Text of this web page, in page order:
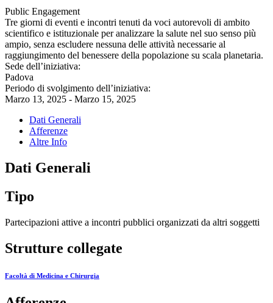
Public Engagement
Tre giorni di eventi e incontri tenuti da voci autorevoli di ambito
scientifico e istituzionale per analizzare la salute nel suo senso più
ampio, senza escludere nessuna delle attività necessarie al
raggiungimento del benessere della popolazione su scala planetaria.
Sede dell’iniziativa:
Padova
Periodo di svolgimento dell’iniziativa:
Marzo 13, 2025 - Marzo 15, 2025
Dati Generali
Afferenze
Altre Info
Dati Generali
Tipo
Partecipazioni attive a incontri pubblici organizzati da altri soggetti
Strutture collegate
Facoltà di Medicina e Chirurgia